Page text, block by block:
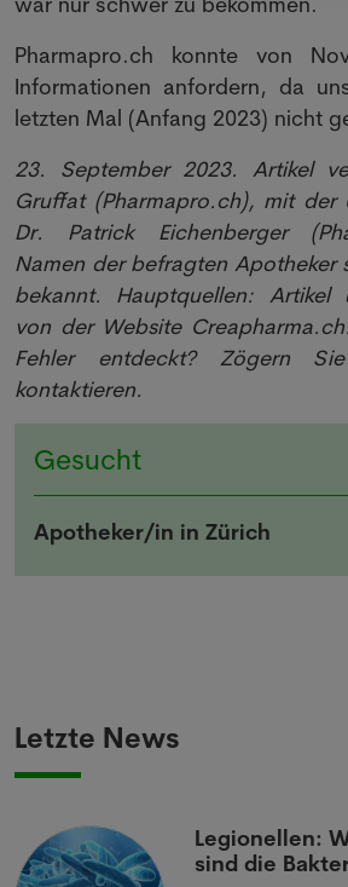
Pharmapro.ch konnte von
Informationen anfordern, da
letzten Mal (Anfang 2023) nicht
23. September 2023. Artikel
Gruffat (Pharmapro.ch), mit der
Dr. Patrick Eichenberger
Namen der befragten Apotheker
bekannt. Hauptquellen: Artikel
von der Website
Fehler entdeckt? Zögern
kontaktieren.
Gesucht
Apotheker/in in Zürich
Letzte News
Legionellen:
sind die